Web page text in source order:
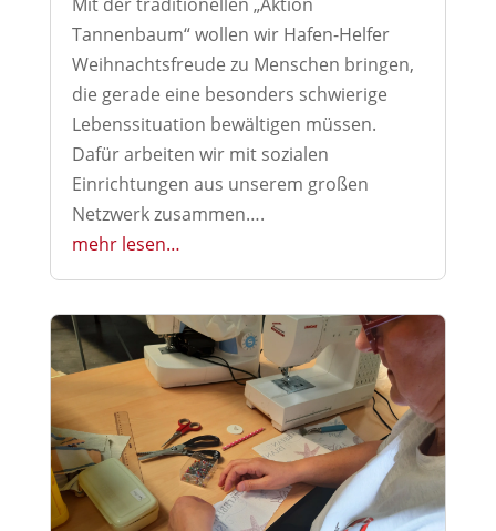
Tannenbaum“ wollen wir Hafen-Helfer
Weihnachtsfreude zu Menschen bringen,
die gerade eine besonders schwierige
Lebenssituation bewältigen müssen.
Dafür arbeiten wir mit sozialen
Einrichtungen aus unserem großen
Netzwerk zusammen….
mehr lesen…